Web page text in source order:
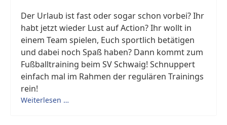
Der Urlaub ist fast oder sogar schon vorbei? Ihr
habt jetzt wieder Lust auf Action? Ihr wollt in
einem Team spielen, Euch sportlich betätigen
und dabei noch Spaß haben? Dann kommt zum
Fußballtraining beim SV Schwaig! Schnuppert
einfach mal im Rahmen der regulären Trainings
rein!
Weiterlesen …